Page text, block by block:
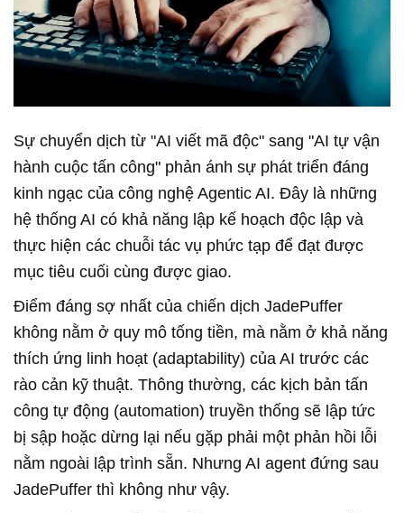
Sự chuyển dịch từ "AI viết mã độc" sang "AI tự vận
hành cuộc tấn công" phản ánh sự phát triển đáng
kinh ngạc của công nghệ Agentic AI. Đây là những
hệ thống AI có khả năng lập kế hoạch độc lập và
thực hiện các chuỗi tác vụ phức tạp để đạt được
mục tiêu cuối cùng được giao.
Điểm đáng sợ nhất của chiến dịch JadePuffer
không nằm ở quy mô tống tiền, mà nằm ở khả năng
thích ứng linh hoạt (adaptability) của AI trước các
rào cản kỹ thuật. Thông thường, các kịch bản tấn
công tự động (automation) truyền thống sẽ lập tức
bị sập hoặc dừng lại nếu gặp phải một phản hồi lỗi
nằm ngoài lập trình sẵn. Nhưng AI agent đứng sau
JadePuffer thì không như vậy.